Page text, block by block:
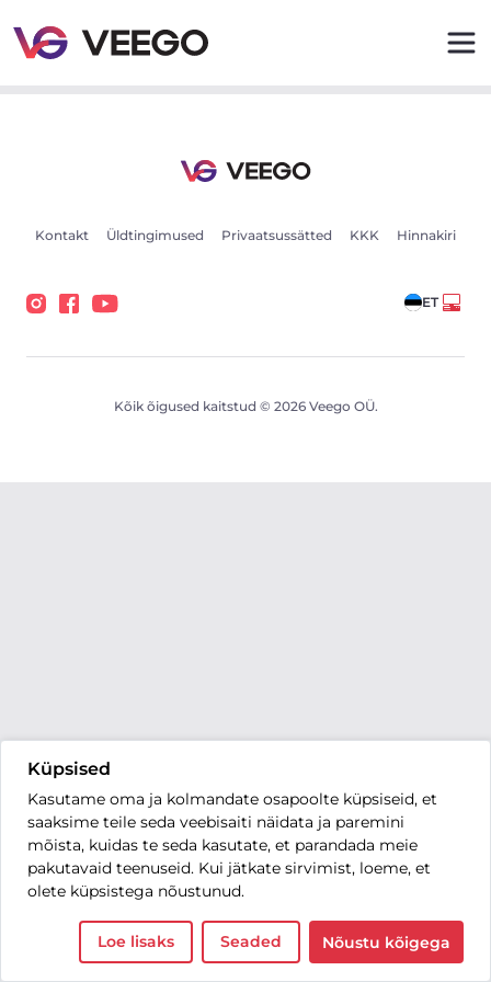
Küpsised
Kasutame oma ja kolmandate osapoolte küpsiseid, et
saaksime teile seda veebisaiti näidata ja paremini
mõista, kuidas te seda kasutate, et parandada meie
pakutavaid teenuseid. Kui jätkate sirvimist, loeme, et
olete küpsistega nõustunud.
Loe lisaks Seaded Nõustu kõigega
Kontakt Üldtingimused Privaatsussätted KKK Hinnakiri
ET
Kõik õigused kaitstud © 2026 Veego OÜ.